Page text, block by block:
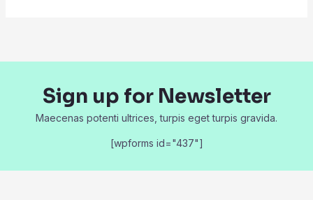
Sign up for Newsletter
Maecenas potenti ultrices, turpis eget turpis gravida.
[wpforms id="437"]